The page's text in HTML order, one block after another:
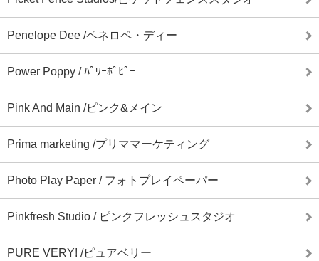
Penelope Dee /ペネロペ・ディー
Power Poppy / ﾊﾟﾜｰﾎﾟﾋﾟｰ
Pink And Main /ピンク&メイン
Prima marketing /プリママーケティング
Photo Play Paper / フォトプレイペーパー
Pinkfresh Studio / ピンクフレッシュスタジオ
PURE VERY! /ピュアベリー